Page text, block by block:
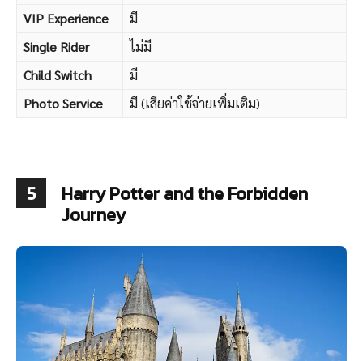
VIP Experience
มี
Single Rider
ไม่มี
Child Switch
มี
Photo Service
มี (เสียค่าใช้จ่ายเพิ่มเติม)
5 Harry Potter and the Forbidden
Journey